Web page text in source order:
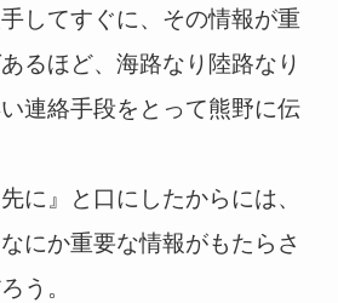
してすぐに、その情報が重
るほど、海路なり陸路なり
連絡手段をとって熊野に伝
に』と口にしたからには、
にか重要な情報がもたらさ
う。